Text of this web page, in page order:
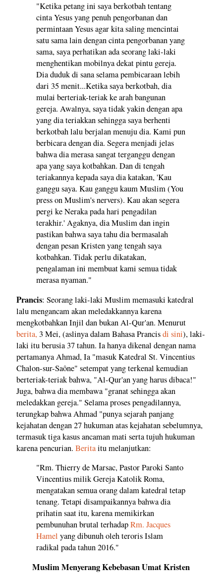
"Ketika petang ini saya berkotbah tentang
cinta Yesus yang penuh pengorbanan dan
permintaan Yesus agar kita saling mencintai
satu sama lain dengan cinta pengorbanan yang
sama, saya perhatikan ada seorang laki-laki
menghentikan mobilnya dekat pintu gereja.
Dia duduk di sana selama pembicaraan lebih
dari 35 menit...Ketika saya berkotbah, dia
mulai berteriak-teriak ke arah bangunan
gereja. Awalnya, saya tidak yakin dengan apa
yang dia teriakkan sehingga saya berhenti
berkotbah lalu berjalan menuju dia. Kami pun
berbicara dengan dia. Segera menjadi jelas
bahwa dia merasa sangat terganggu dengan
apa yang saya kotbahkan. Dan di tengah
teriakannya kepada saya dia katakan, 'Kau
ganggu saya. Kau ganggu kaum Muslim (You
press on Muslim's nervers). Kau akan segera
pergi ke Neraka pada hari pengadilan
terakhir.' Agaknya, dia Muslim dan ingin
pastikan bahwa saya tahu dia bermasalah
dengan pesan Kristen yang tengah saya
kotbahkan. Tidak perlu dikatakan,
pengalaman ini membuat kami semua tidak
merasa nyaman."
Prancis: Seorang laki-laki Muslim memasuki katedral
lalu mengancam akan meledakkannya karena
mengkotbahkan Injil dan bukan Al-Qur'an. Menurut
berita, 3 Mei, (aslinya dalam Bahasa Prancisdi sini), laki-
laki itu berusia 37 tahun. Ia hanya dikenal dengan nama
pertamanya Ahmad, Ia "masuk Katedral St. Vincentius
Chalon-sur-Saône" setempat yang terkenal kemudian
berteriak-teriak bahwa, "Al-Qur'an yang harus dibaca!"
Juga, bahwa dia membawa "granat sehingga akan
meledakkan gereja." Selama proses pengadilannya,
terungkap bahwa Ahmad "punya sejarah panjang
kejahatan dengan 27 hukuman atas kejahatan sebelumnya,
termasuk tiga kasus ancaman mati serta tujuh hukuman
karena pencurian. Beritaitu melanjutkan:
"Rm. Thierry de Marsac, Pastor Paroki Santo
Vincentius milik Gereja Katolik Roma,
mengatakan semua orang dalam katedral tetap
tenang. Tetapi disampaikannya bahwa dia
prihatin saat itu, karena memikirkan
pembunuhan brutal terhadapRm. Jacques
Hamel yang dibunuh oleh teroris Islam
radikal pada tahun 2016."
Muslim Menyerang Kebebasan Umat Kristen